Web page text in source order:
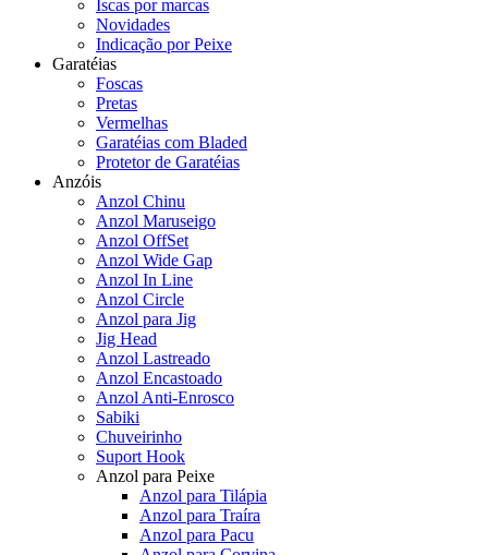
Iscas por marcas
Novidades
Indicação por Peixe
Garatéias
Foscas
Pretas
Vermelhas
Garatéias com Bladed
Protetor de Garatéias
Anzóis
Anzol Chinu
Anzol Maruseigo
Anzol OffSet
Anzol Wide Gap
Anzol In Line
Anzol Circle
Anzol para Jig
Jig Head
Anzol Lastreado
Anzol Encastoado
Anzol Anti-Enrosco
Sabiki
Chuveirinho
Suport Hook
Anzol para Peixe
Anzol para Tilápia
Anzol para Traíra
Anzol para Pacu